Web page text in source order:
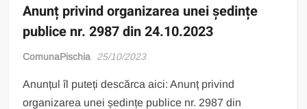
Anunț privind organizarea unei ședințe
publice nr. 2987 din 24.10.2023
ComunaPischia 25/10/2023
Anunțul îl puteți descărca aici: Anunț privind
organizarea unei ședințe publice nr. 2987 din